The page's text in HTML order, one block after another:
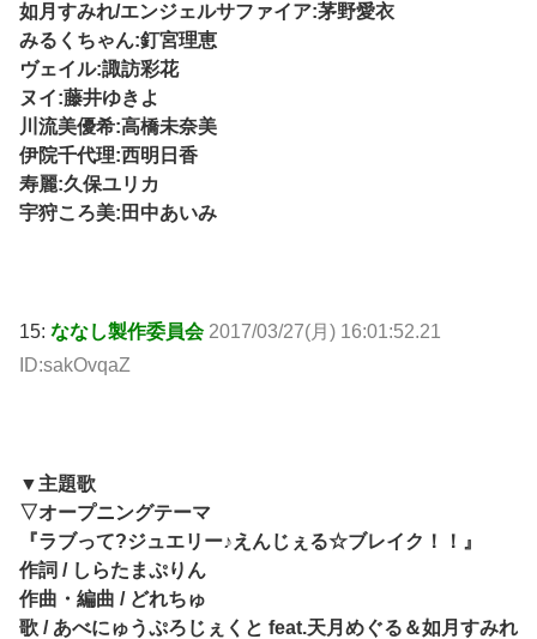
如月すみれ/エンジェルサファイア:茅野愛衣
みるくちゃん:釘宮理恵
ヴェイル:諏訪彩花
ヌイ:藤井ゆきよ
川流美優希:高橋未奈美
伊院千代理:西明日香
寿麗:久保ユリカ
宇狩ころ美:田中あいみ
15: ななし製作委員会 2017/03/27(月) 16:01:52.21
ID:sakOvqaZ
▼主題歌
▽オープニングテーマ
『ラブって?ジュエリー♪えんじぇる☆ブレイク！！』
作詞 / しらたまぷりん
作曲・編曲 / どれちゅ
歌 / あべにゅうぷろじぇくと feat.天月めぐる＆如月すみれ